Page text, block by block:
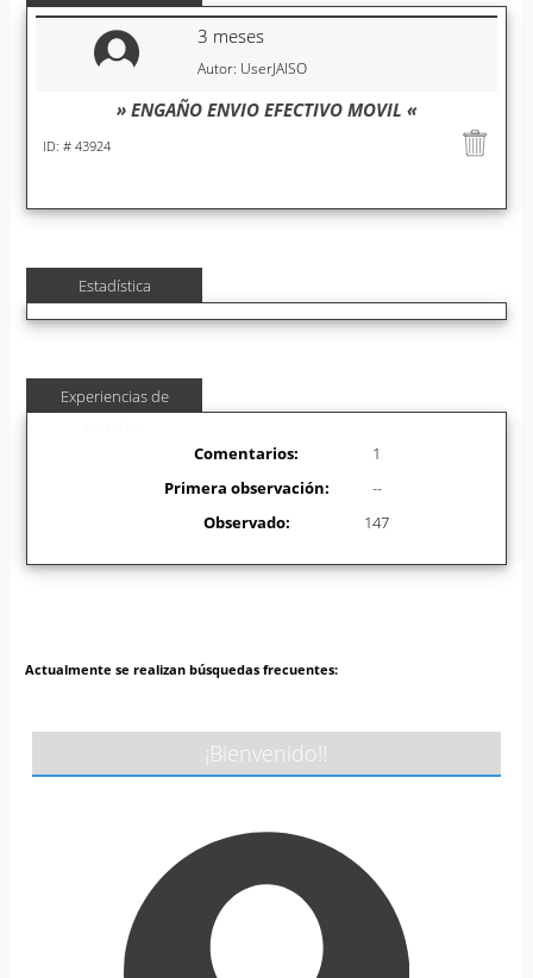
Autor: UserJAISO
3 meses
ID: # 43924
» ENGAÑO ENVIO EFECTIVO MOVIL «
Estadística
Experiencias de
Comentarios:
1
Primera observación:
--
Observado:
147
Actualmente se realizan búsquedas frecuentes:
¡Bienvenido!!